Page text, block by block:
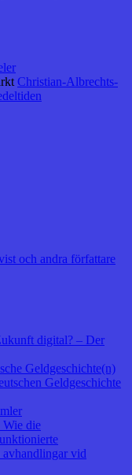
Christian-Albrechts-
och andra författare
digital? – Der
Geldgeschichte(n)
Geldgeschichte
Wie die
vid